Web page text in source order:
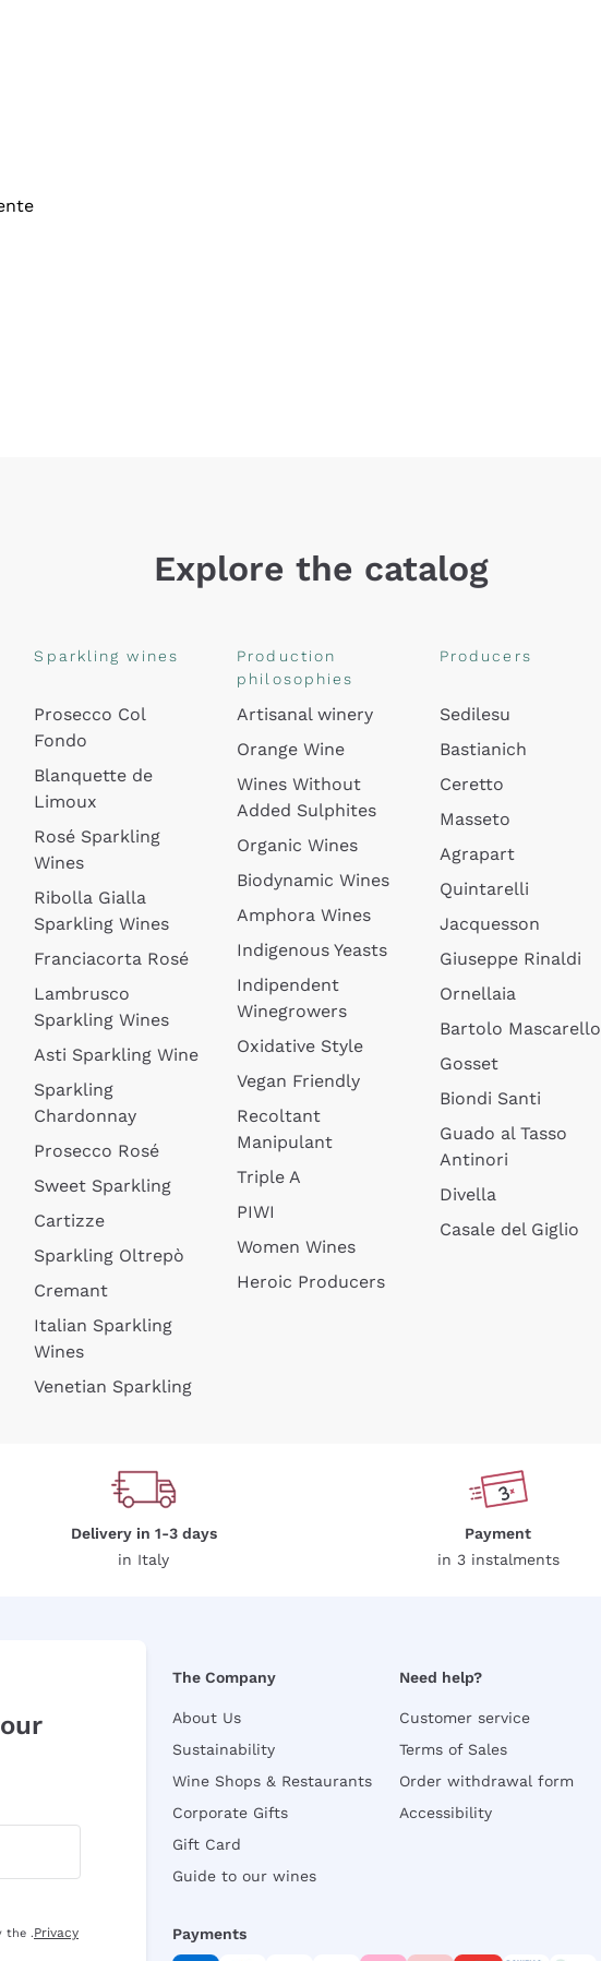
Explore the catalog
Sparkling wines
Prosecco Col
Fondo
Blanquette de
Limoux
Rosé Sparkling
Wines
Ribolla Gialla
Sparkling Wines
Franciacorta Rosé
Lambrusco
Sparkling Wines
Asti Sparkling Wine
Sparkling
Chardonnay
Prosecco Rosé
Sweet Sparkling
Cartizze
Sparkling Oltrepò
Cremant
Italian Sparkling
Wines
Venetian Sparkling
Production
philosophies
Artisanal winery
Orange Wine
Wines Without
Added Sulphites
Organic Wines
Biodynamic Wines
Amphora Wines
Indigenous Yeasts
Indipendent
Winegrowers
Oxidative Style
Vegan Friendly
Recoltant
Manipulant
Triple A
PIWI
Women Wines
Heroic Producers
Producers
Sedilesu
Bastianich
Ceretto
Masseto
Agrapart
Quintarelli
Jacquesson
Giuseppe Rinaldi
Ornellaia
Bartolo Mascarello
Gosset
Biondi Santi
Guado al Tasso
Antinori
Divella
Casale del Giglio
Delivery in 1-3 days
in Italy
Payment
in 3 instalments
the .Privacy
The Company
About Us
Sustainability
Wine Shops & Restaurants
Corporate Gifts
Gift Card
Guide to our wines
Need help?
Customer service
Terms of Sales
Order withdrawal form
Accessibility
Payments